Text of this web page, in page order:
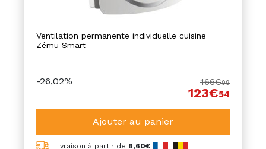
Ventilation permanente individuelle cuisine
Zému Smart
-26,02% 166€99
123€54
Ajouter au panier
Livraison à partir de 6,60€